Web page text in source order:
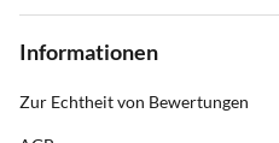
Informationen
Zur Echtheit von Bewertungen